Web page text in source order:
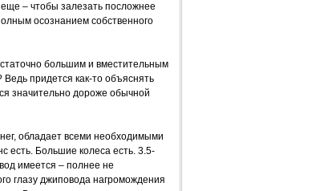
– чтобы залезать посложнее
осознанием собственного
большим и вместительным
придется как-то объяснять
значительно дороже обычной
обладает всеми необходимыми
есть. Большие колеса есть. 3.5-
имеется – полнее не
глазу джиповода нагромождения